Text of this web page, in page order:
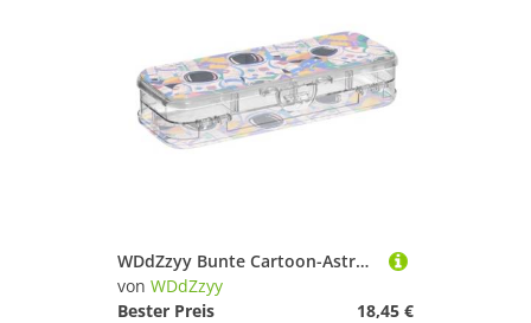
WDdZzyy Bunte Cartoon-Astronauten-Federbox, transparent, 2-lagig, Hartschalen-Etui für Schreibwaren, mit Schnappverschluss und Deckel
von WDdZzyy
Bester Preis
18,45 €